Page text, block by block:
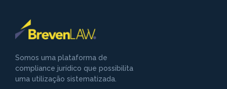
Somos uma plataforma de
compliance jurídico que possibilita
uma utilização sistematizada.